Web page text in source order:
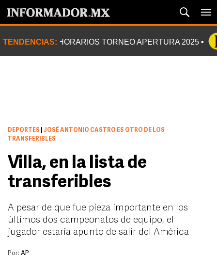
TENDENCIAS: HORARIOS TORNEO APERTURA 2025
DEPORTES
JOSÉ ANTONIO CASTRO ES OTRO DE LOS
TRANSFERIBLES
Villa, en la lista de
transferibles
A pesar de que fue pieza importante en los
últimos dos campeonatos de equipo, el
jugador estaría apunto de salir del América
Por: AP